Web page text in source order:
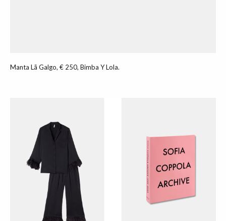
Manta Lã Galgo, € 250, Bimba Y Lola.